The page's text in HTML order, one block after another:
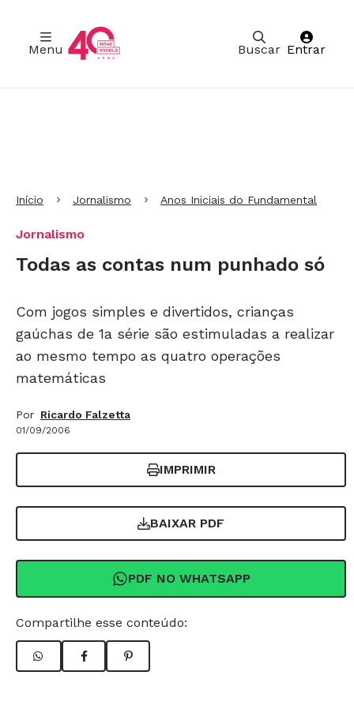
Buscar
Menu Entrar
Início Jornalismo Anos Iniciais do Fundamental
Jornalismo
Todas as contas num punhado só
Com jogos simples e divertidos, crianças
gaúchas de 1a série são estimuladas a realizar
ao mesmo tempo as quatro operações
matemáticas
Por Ricardo Falzetta
01/09/2006
IMPRIMIR
BAIXAR PDF
PDF NO WHATSAPP
Compartilhe esse conteúdo: